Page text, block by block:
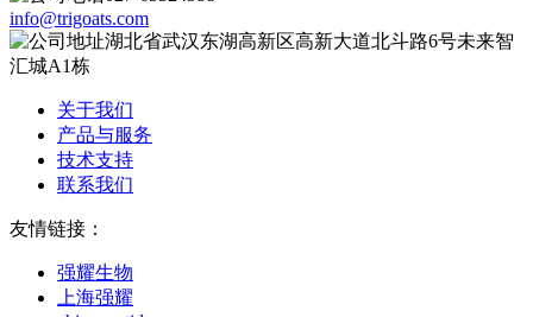
info@trigoats.com
湖北省武汉东湖高新区高新大道北斗路6号未来智
汇城A1栋
关于我们
产品与服务
技术支持
联系我们
友情链接：
强耀生物
上海强耀